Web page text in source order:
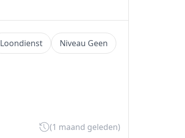
Loondienst
Niveau Geen
(1 maand geleden)